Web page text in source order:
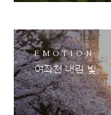
EMOTION
여좌천 내린 빛